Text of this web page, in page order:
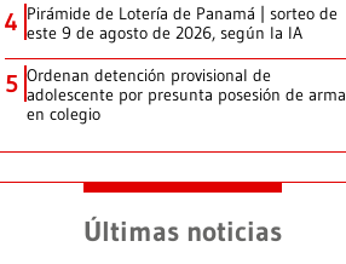
4 Pirámide de Lotería de Panamá | sorteo de
este 9 de agosto de 2026, según la IA
5 Ordenan detención provisional de
adolescente por presunta posesión de arma
en colegio
Últimas noticias